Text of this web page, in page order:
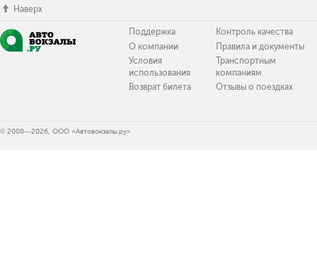
Наверх
Поддержка
О компании
Условия
использования
Возврат билета
Контроль качества
Правила и документы
Транспортным
компаниям
Отзывы о поездках
© 2008—2026, ООО «Автовокзалы.ру»